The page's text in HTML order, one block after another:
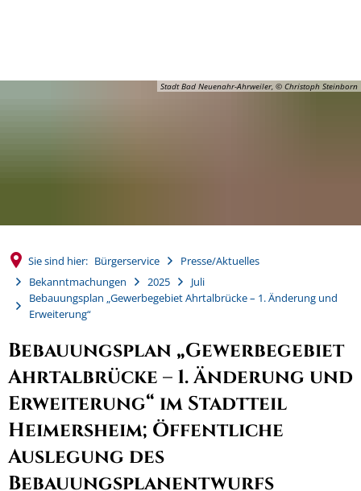
Stadt Bad Neuenahr-Ahrweiler, © Christoph Steinborn
Sie sind hier: Bürgerservice
Presse/Aktuelles
Bekanntmachungen
2025
Juli
Bebauungsplan „Gewerbegebiet Ahrtalbrücke – 1. Änderung und
Erweiterung“
Bebauungsplan „Gewerbegebiet
Ahrtalbrücke – 1. Änderung und
Erweiterung“ im Stadtteil
Heimersheim; Öffentliche
Auslegung des
Bebauungsplanentwurfs